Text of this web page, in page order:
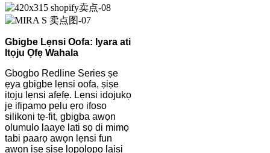
Gbigbe Lẹnsi Oofa: Iyara ati
Itọju Ọfẹ Wahala
Gbogbo Redline Series ṣe
ẹya gbigbe lẹnsi oofa, ṣiṣe
itọju lẹnsi afẹfẹ. Lẹnsi idojukọ
jẹ ifipamo pẹlu ẹrọ ifoso
silikoni tẹ-fit, gbigba awọn
olumulo laaye lati sọ di mimọ
tabi paarọ awọn lẹnsi fun
awọn iṣẹ ṣiṣe lọpọlọpọ laisi